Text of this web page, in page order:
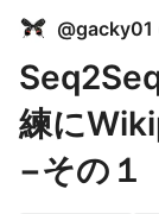
@gacky01
練に
−その１